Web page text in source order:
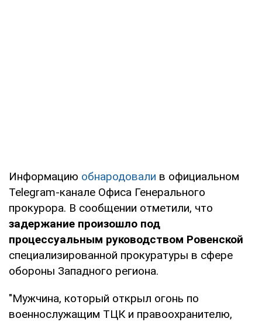
Информацию обнародовали в официальном
Telegram-канале Офиса Генерального
прокурора. В сообщении отметили, что
задержание произошло под
процессуальным руководством Ровенской
специализированной прокуратуры в сфере
обороны Западного региона.
"Мужчина, который открыл огонь по
военнослужащим ТЦК и правоохранителю,